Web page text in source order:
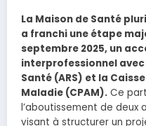
La Maison de Santé
a franchi une étape
septembre 2025, un
interprofessionnel avec
Santé (ARS) et la
Maladie (CPAM). Ce
l’aboutissement de deux
visant à structurer un